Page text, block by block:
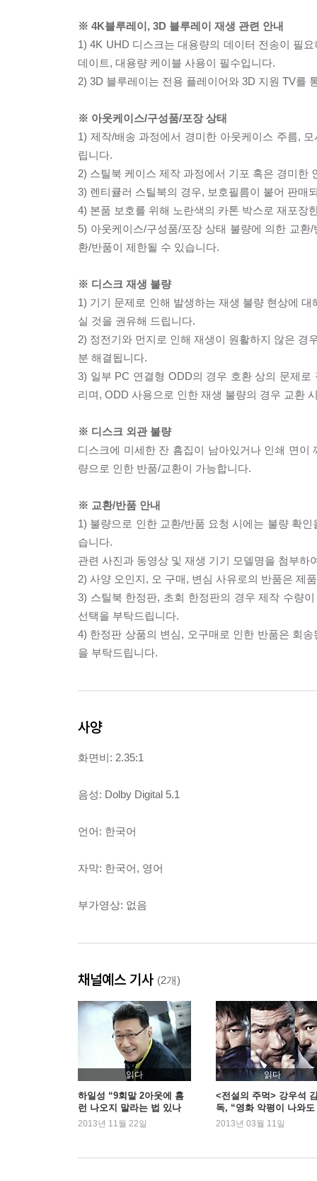
※ 4K블루레이, 3D 블루레이 재생 관련 안내
1) 4K UHD 디스크는 대용량의 데이터 전송이 필
데이트, 대용량 케이블 사용이 필수입니다.
2) 3D 블루레이는 전용 플레이어와 3D 지원 TV를
※ 아웃케이스/구성품/포장 상태
1) 제작/배송 과정에서 경미한 아웃케이스 주름,
립니다.
2) 스틸북 케이스 제작 과정에서 기포 혹은 경미한
3) 렌티큘러 스틸북의 경우, 보호필름이 붙어 판매
4) 본품 보호를 위해 노란색의 카톤 박스로 재포장
5) 아웃케이스/구성품/포장 상태 불량에 의한 교
환/반품이 제한될 수 있습니다.
※ 디스크 재생 불량
1) 기기 문제로 인해 발생하는 재생 불량 현상에
실 것을 권유해 드립니다.
2) 정전기와 먼지로 인해 재생이 원활하지 않은 경
분 해결됩니다.
3) 일부 PC 연결형 ODD의 경우 호환 상의 문제
리며, ODD 사용으로 인한 재생 불량의 경우 교환
※ 디스크 외관 불량
디스크에 미세한 잔 흠집이 남아있거나 인쇄 면
량으로 인한 반품/교환이 가능합니다.
※ 교환/반품 안내
1) 불량으로 인한 교환/반품 요청 시에는 불량 확
습니다.
관련 사진과 동영상 및 재생 기기 모델명을 첨부하
2) 사양 오인지, 오 구매, 변심 사유로의 반품은 제
3) 스틸북 한정판, 초회 한정판의 경우 제작 수량
선택을 부탁드립니다.
4) 한정판 상품의 변심, 오구매로 인한 반품은 회
을 부탁드립니다.
사양
화면비: 2.35:1
음성: Dolby Digital 5.1
언어: 한국어
자막: 한국어, 영어
부가영상: 없음
채널예스 기사 (2개)
읽다
하일성 “9회말 2아웃에 홈
런 나오지 말라는 법 있나
요?”
2013년 11월 22일
읽다
<전설의 주먹> 강우석
독, “영화 악평이 나와도
의치 않겠다”
2013년 03월 11일